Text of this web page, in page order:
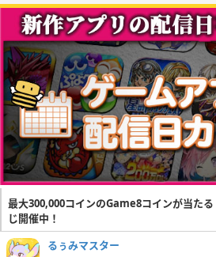
最大300,000コインのGame8コインが当た
じ開催中！
るぅみマスター